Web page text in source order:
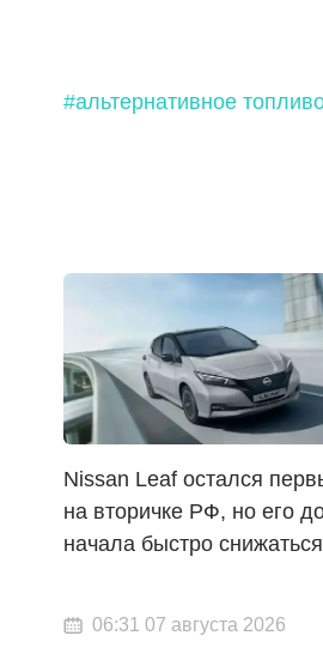
#альтернативное
Nissan Leaf остался
на вторичке РФ, но его
начала быстро снижаться
06:31 07 августа 2026